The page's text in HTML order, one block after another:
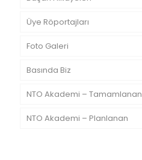
Üye Röportajları
Foto Galeri
Basında Biz
NTO Akademi – Tamamlanan
NTO Akademi – Planlanan